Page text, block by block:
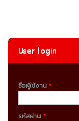
User login
ชื่อผู้ใช้งาน *
รหัสผ่าน *